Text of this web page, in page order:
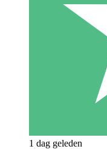
1 dag geleden